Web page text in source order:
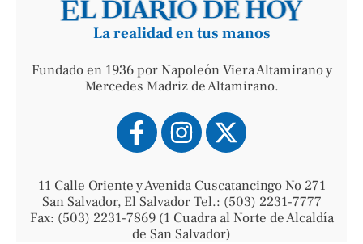
La realidad en tus manos
Fundado en 1936 por Napoleón Viera Altamirano y
Mercedes Madriz de Altamirano.
11 Calle Oriente y Avenida Cuscatancingo No 271
San Salvador, El Salvador Tel.: (503) 2231-7777
Fax: (503) 2231-7869 (1 Cuadra al Norte de Alcaldía
de San Salvador)